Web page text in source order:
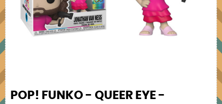
POP! FUNKO - QUEER EYE -